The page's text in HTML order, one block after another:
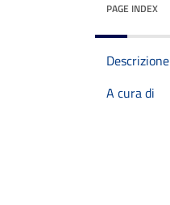
PAGE INDEX
Descrizione
A cura di